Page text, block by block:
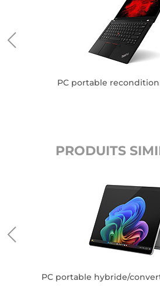
PC portable
PRODUITS
PC portable hybride/